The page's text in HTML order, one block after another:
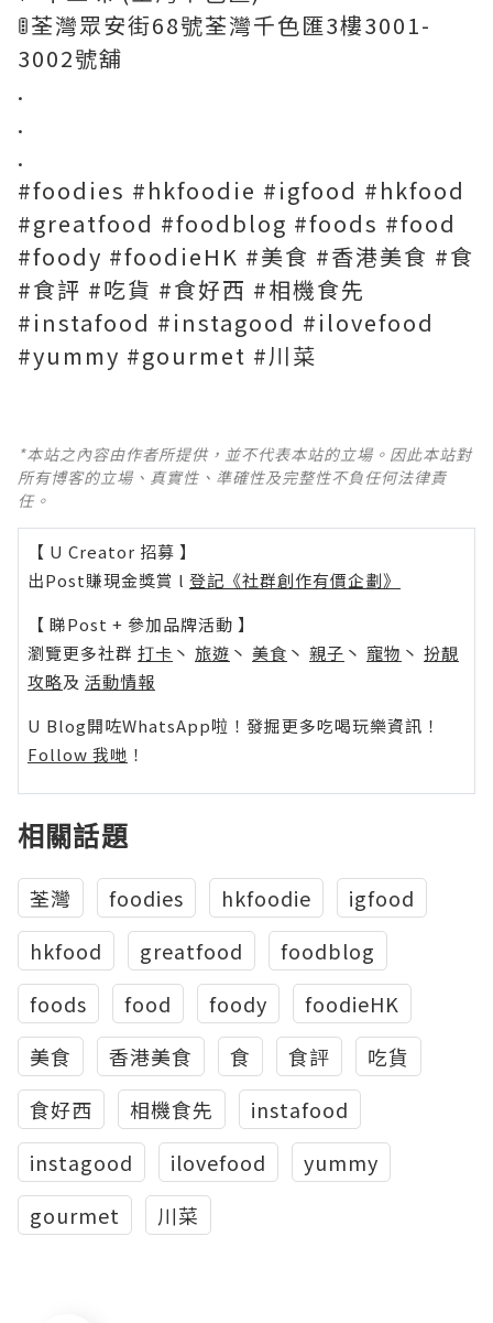
🚦荃灣眾安街68號荃灣千色匯3樓3001-
3002號舖
.
.
.
#foodies #hkfoodie #igfood #hkfood
#greatfood #foodblog #foods #food
#foody #foodieHK #美食 #香港美食 #食
#食評 #吃貨 #食好西 #相機食先
#instafood #instagood #ilovefood
#yummy #gourmet #川菜
*本站之內容由作者所提供，並不代表本站的立場。因此本站對
所有博客的立場、真實性、準確性及完整性不負任何法律責
任。
【 U Creator 招募 】
出Post賺現金獎賞 l 登記《社群創作有價企劃》
【 睇Post + 參加品牌活動 】
瀏覽更多社群 打卡 丶 旅遊 丶 美食 丶 親子 丶 寵物 丶 扮靚
攻略及 活動情報
U Blog開咗WhatsApp啦！發掘更多吃喝玩樂資訊！
Follow 我哋 ！
相關話題
荃灣 foodies hkfoodie
igfood
hkfood
greatfood
foodblog
foods
food foody
foodieHK
美食
香港美食 食 食評
吃貨
食好西
相機食先
instafood
instagood
ilovefood
yummy
gourmet
川菜